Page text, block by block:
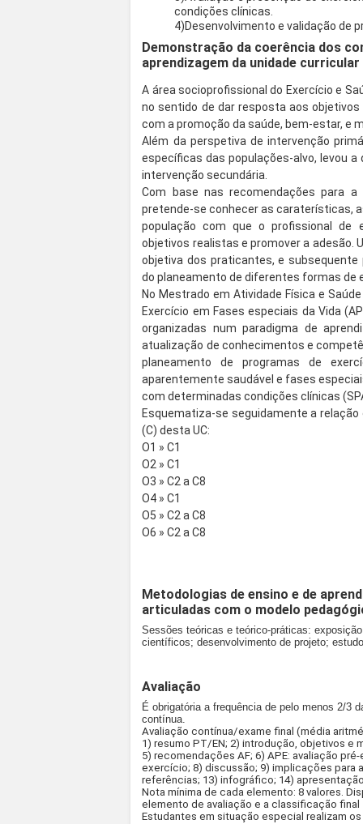
condições clínicas.
4)Desenvolvimento e validação de
Demonstração da coerência dos
aprendizagem da unidade curricular
A área socioprofissional do Exercício e
no sentido de dar resposta aos
com a promoção da saúde, bem-estar, e
Além da perspetiva de intervenção
específicas das populações-alvo, levou
intervenção secundária.
Com base nas recomendações para
pretende-se conhecer as caraterísticas,
população com que o profissional de
objetivos realistas e promover a adesão.
objetiva dos praticantes, e
do planeamento de diferentes formas
No Mestrado em Atividade Física e
Exercício em Fases especiais da Vida
organizadas num paradigma de
atualização de conhecimentos e
planeamento de programas de
aparentemente saudável e fases
com determinadas condições clínicas
Esquematiza-se seguidamente a
(C) desta UC:
O1 » C1
O2 » C1
O3 » C2 a C8
O4 » C1
O5 » C2 a C8
O6 » C2 a C8
Metodologias de ensino e de
articuladas com o modelo
Sessões teóricas e teórico-práticas:
científicos; desenvolvimento de projeto;
Avaliação
É obrigatória a frequência de pelo menos 2/3
contínua.
Avaliação contínua/exame final (média
1) resumo PT/EN; 2) introdução, objetivos
5) recomendações AF; 6) APE: avaliação
exercício; 8) discussão; 9) implicações para
referências; 13) infográfico; 14)
Nota mínima de cada elemento: 8 valores.
elemento de avaliação e a classificação final
Estudantes em situação especial realizam